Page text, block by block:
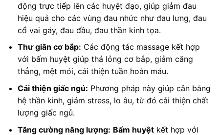
động trực tiếp lên các huyệt đạo, giúp giảm đau
hiệu quả cho các vùng đau nhức như đau lưng, đau
cổ vai gáy, đau đầu, đau thần kinh tọa.
Thư giãn cơ bắp: Các động tác massage kết hợp
với bấm huyệt giúp thả lỏng cơ bắp, giảm căng
thẳng, mệt mỏi, cải thiện tuần hoàn máu.
Cải thiện giấc ngủ: Phương pháp này giúp cân bằng
hệ thần kinh, giảm stress, lo âu, từ đó cải thiện chất
lượng giấc ngủ.
Tăng cường năng lượng: Bấm huyệtkết hợp với